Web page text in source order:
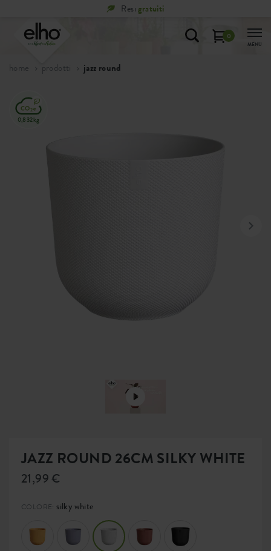
Resigratuiti
0
MENÙ
home prodotti jazz round
JAZZ ROUND 26CM SILKY WHITE
21,99 €
COLORE: silky white
0,832kg